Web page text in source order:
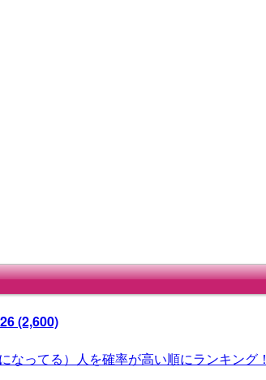
(2,600)
なってる）人を確率が高い順にランキング！